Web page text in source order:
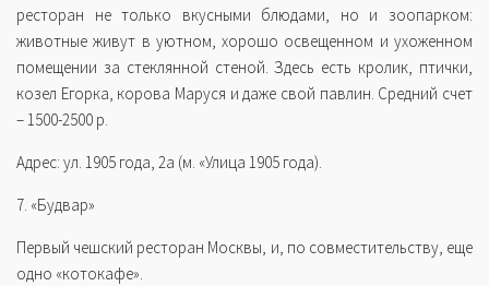
ресторан не только вкусными блюдами, но и зоопарком:
животные живут в уютном, хорошо освещенном и ухоженном
помещении за стеклянной стеной. Здесь есть кролик, птички,
козел Егорка, корова Маруся и даже свой павлин. Средний счет
– 1500-2500 р.
Адрес: ул. 1905 года, 2а (м. «Улица 1905 года).
7. «Будвар»
Первый чешский ресторан Москвы, и, по совместительству, еще
одно «котокафе».